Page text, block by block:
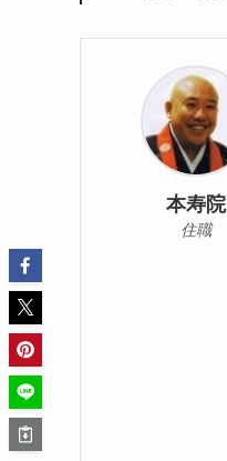
本寿院
住職